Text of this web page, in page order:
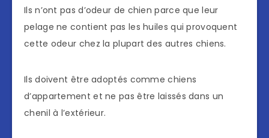
Ils n’ont pas d’odeur de chien parce que leur
pelage ne contient pas les huiles qui provoquent
cette odeur chez la plupart des autres chiens.
Ils doivent être adoptés comme chiens
d’appartement et ne pas être laissés dans un
chenil à l’extérieur.